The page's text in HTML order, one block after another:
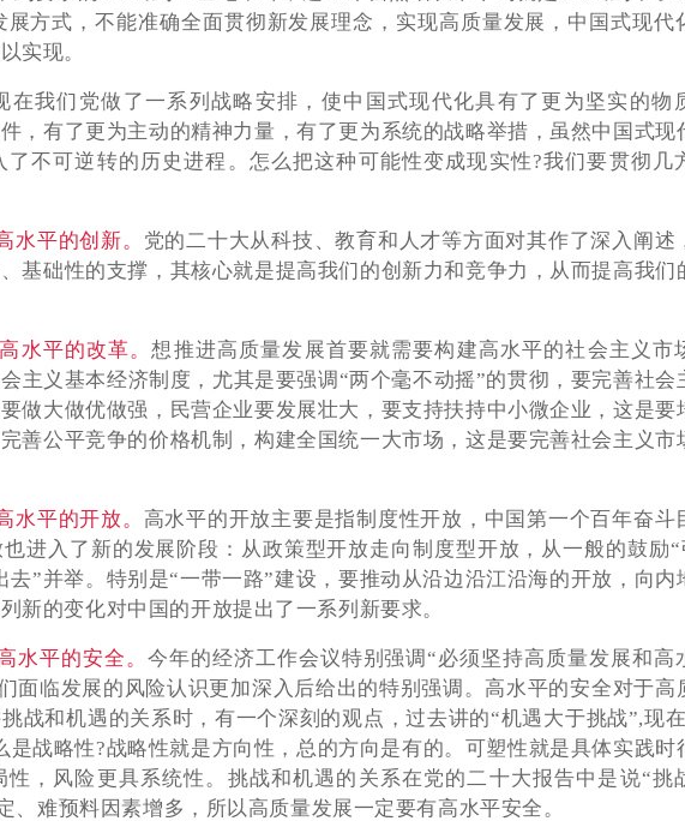
展方式，不能准确全面贯彻新发展理念，实现高质量发展，中国式现代
实现。
在我们党做了一系列战略安排，使中国式现代化具有了更为坚实的物
，有了更为主动的精神力量，有了更为系统的战略举措，虽然中国式现
不可逆转的历史进程。怎么把这种可能性变成现实性?我们要贯彻几
水平的创新。 党的二十大从科技、教育和人才等方面对其作了深入阐述
基础性的支撑，其核心就是提高我们的创新力和竞争力，从而提高我们
水平的改革。想推进高质量发展首要就需要构建高水平的社会主义市
主义基本经济制度，尤其是要强调“两个毫不动摇”的贯彻，要完善社会
做大做优做强，民营企业要发展壮大，要支持扶持中小微企业，这是要
善公平竞争的价格机制，构建全国统一大市场，这是要完善社会主义市
水平的开放。 高水平的开放主要是指制度性开放，中国第一个百年奋斗
进入了新的发展阶段：从政策型开放走向制度型开放，从一般的鼓励“
去”并举。特别是“一带一路”建设，要推动从沿边沿江沿海的开放，向内
新的变化对中国的开放提出了一系列新要求。
水平的安全。 今年的经济工作会议特别强调“必须坚持高质量发展和高
面临发展的风险认识更加深入后给出的特别强调。高水平的安全对于高
战和机遇的关系时，有一个深刻的观点，过去讲的“机遇大于挑战”,现
是战略性?战略性就是方向性，总的方向是有的。可塑性就是具体实践时
，风险更具系统性。挑战和机遇的关系在党的二十大报告中是说“挑
、难预料因素增多，所以高质量发展一定要有高水平安全。